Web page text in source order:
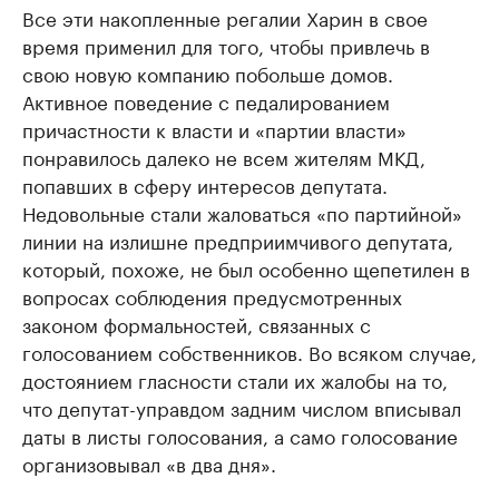
Все эти накопленные регалии Харин в свое
время применил для того, чтобы привлечь в
свою новую компанию побольше домов.
Активное поведение с педалированием
причастности к власти и «партии власти»
понравилось далеко не всем жителям МКД,
попавших в сферу интересов депутата.
Недовольные стали жаловаться «по партийной»
линии на излишне предприимчивого депутата,
который, похоже, не был особенно щепетилен в
вопросах соблюдения предусмотренных
законом формальностей, связанных с
голосованием собственников. Во всяком случае,
достоянием гласности стали их жалобы на то,
что депутат-управдом задним числом вписывал
даты в листы голосования, а само голосование
организовывал «в два дня».